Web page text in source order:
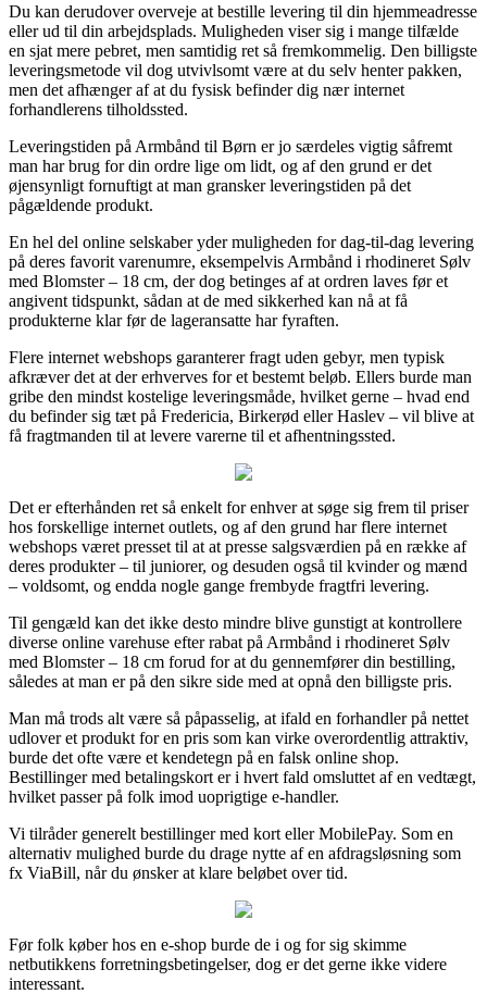
Du kan derudover overveje at bestille levering til din hjemmeadresse
eller ud til din arbejdsplads. Muligheden viser sig i mange tilfælde
en sjat mere pebret, men samtidig ret så fremkommelig. Den billigste
leveringsmetode vil dog utvivlsomt være at du selv henter pakken,
men det afhænger af at du fysisk befinder dig nær internet
forhandlerens tilholdssted.
Leveringstiden på Armbånd til Børn er jo særdeles vigtig såfremt
man har brug for din ordre lige om lidt, og af den grund er det
øjensynligt fornuftigt at man gransker leveringstiden på det
pågældende produkt.
En hel del online selskaber yder muligheden for dag-til-dag levering
på deres favorit varenumre, eksempelvis Armbånd i rhodineret Sølv
med Blomster – 18 cm, der dog betinges af at ordren laves før et
angivent tidspunkt, sådan at de med sikkerhed kan nå at få
produkterne klar før de lageransatte har fyraften.
Flere internet webshops garanterer fragt uden gebyr, men typisk
afkræver det at der erhverves for et bestemt beløb. Ellers burde man
gribe den mindst kostelige leveringsmåde, hvilket gerne – hvad end
du befinder sig tæt på Fredericia, Birkerød eller Haslev – vil blive at
få fragtmanden til at levere varerne til et afhentningssted.
Det er efterhånden ret så enkelt for enhver at søge sig frem til priser
hos forskellige internet outlets, og af den grund har flere internet
webshops været presset til at at presse salgsværdien på en række af
deres produkter – til juniorer, og desuden også til kvinder og mænd
– voldsomt, og endda nogle gange frembyde fragtfri levering.
Til gengæld kan det ikke desto mindre blive gunstigt at kontrollere
diverse online varehuse efter rabat på Armbånd i rhodineret Sølv
med Blomster – 18 cm forud for at du gennemfører din bestilling,
således at man er på den sikre side med at opnå den billigste pris.
Man må trods alt være så påpasselig, at ifald en forhandler på nettet
udlover et produkt for en pris som kan virke overordentlig attraktiv,
burde det ofte være et kendetegn på en falsk online shop.
Bestillinger med betalingskort er i hvert fald omsluttet af en vedtægt,
hvilket passer på folk imod uoprigtige e-handler.
Vi tilråder generelt bestillinger med kort eller MobilePay. Som en
alternativ mulighed burde du drage nytte af en afdragsløsning som
fx ViaBill, når du ønsker at klare beløbet over tid.
Før folk køber hos en e-shop burde de i og for sig skimme
netbutikkens forretningsbetingelser, dog er det gerne ikke videre
interessant.